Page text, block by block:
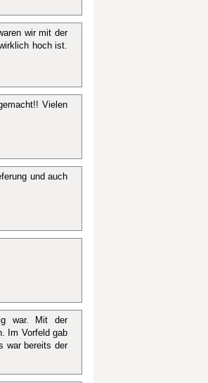
wir mit der
hoch ist.
Vielen
und auch
war. Mit der
Im Vorfeld gab
war bereits der